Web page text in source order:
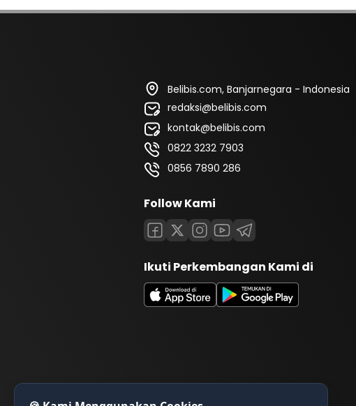
Belibis.com, Banjarnegara - Indonesia
redaksi@belibis.com
kontak@belibis.com
0822 3232 7903
0856 7890 286
Follow Kami
Ikuti Perkembangan Kami di